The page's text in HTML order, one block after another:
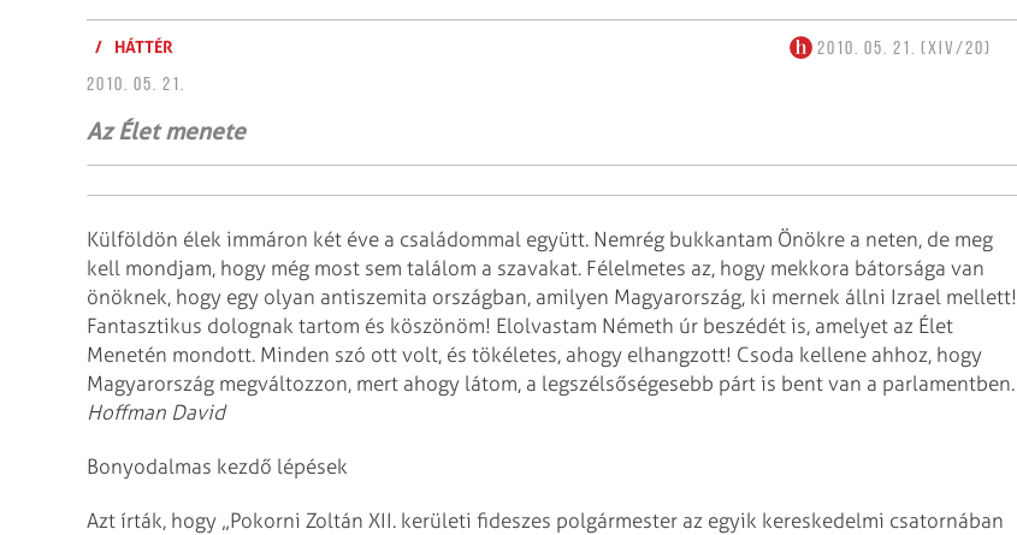
/ HÁTTÉR
2010. 05. 21. (XIV/20)
2010. 05. 21.
Az Élet menete
Külföldön élek immáron két éve a családommal együtt. Nemrég bukkantam Önökre a neten, de meg
kell mondjam, hogy még most sem találom a szavakat. Félelmetes az, hogy mekkora bátorsága van
önöknek, hogy egy olyan antiszemita országban, amilyen Magyarország, ki mernek állni Izrael mellett!
Fantasztikus dolognak tartom és köszönöm! Elolvastam Németh úr beszédét is, amelyet az Élet
Menetén mondott. Minden szó ott volt, és tökéletes, ahogy elhangzott! Csoda kellene ahhoz, hogy
Magyarország megváltozzon, mert ahogy látom, a legszélsőségesebb párt is bent van a parlamentben.
Hoffman David
Bonyodalmas kezdő lépések
Azt írták, hogy „Pokorni Zoltán XII. kerületi fideszes polgármester az egyik kereskedelmi csatornában